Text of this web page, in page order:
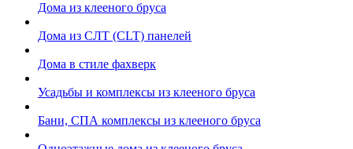
Дома из клееного бруса
Дома из СЛТ (CLT) панелей
Дома в стиле фахверк
Усадьбы и комплексы из клееного бруса
Бани, СПА комплексы из клееного бруса